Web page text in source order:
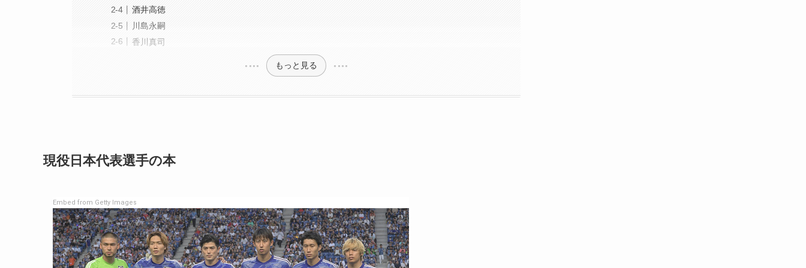
酒井高徳
川島永嗣
香川真司
もっと見る
現役日本代表選手の本
Embed from Getty Images